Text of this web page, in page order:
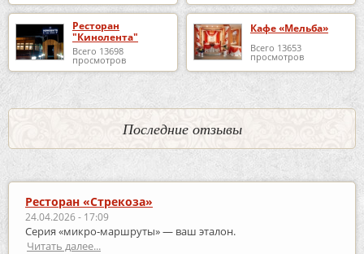
Ресторан
"Кинолента"
Всего 13698
просмотров
Кафе «Мельба»
Всего 13653
просмотров
Последние отзывы
Ресторан «Стрекоза»
24.04.2026 - 17:09
Серия «микро‑маршруты» — ваш эталон.
Читать далее...